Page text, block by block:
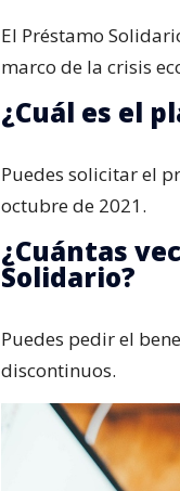
El Préstamo
marco de la crisis
¿Cuál es el
Puedes solicitar el
octubre de 2021.
¿Cuántas
Solidario?
Puedes pedir el
discontinuos.